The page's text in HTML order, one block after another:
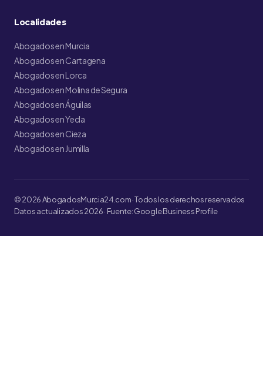
Localidades
Abogados en Murcia
Abogados en Cartagena
Abogados en Lorca
Abogados en Molina de Segura
Abogados en Águilas
Abogados en Yecla
Abogados en Cieza
Abogados en Jumilla
© 2026 AbogadosMurcia24.com · Todos los derechos reservados
Datos actualizados 2026 · Fuente: Google Business Profile